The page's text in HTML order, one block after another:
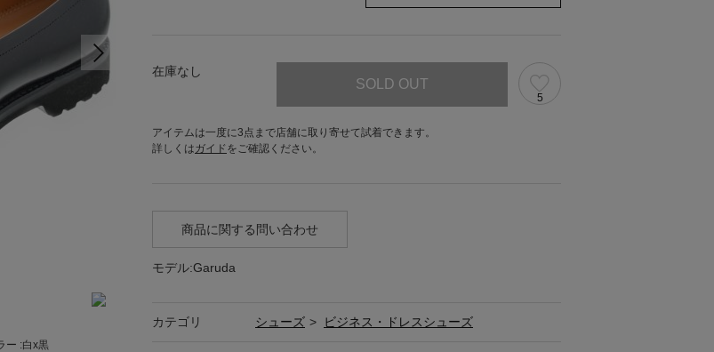
ー :白x黒
在庫なし
SOLD OUT
5
アイテムは一度に3点まで店舗に取り寄せて試着できます。
詳しくはガイド をご確認ください。
商品に関する問い合わせ
モデル:Garuda
カテゴリ シューズ > ビジネス・ドレスシューズ